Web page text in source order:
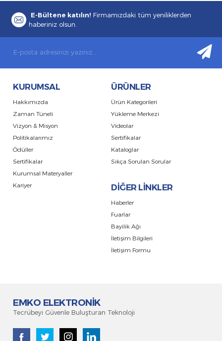
E-Bültene katılın! Firmamızdaki tüm yeniliklerden
haberiniz olsun.
KURUMSAL
Hakkımızda
Zaman Tüneli
Vizyon & Misyon
Politikalarımız
Ödüller
Sertifikalar
Kurumsal Materyaller
Kariyer
ÜRÜNLER
Ürün Kategorileri
Yükleme Merkezi
Videolar
Sertifikalar
Kataloglar
Sıkça Sorulan Sorular
DİĞER LİNKLER
Haberler
Fuarlar
Bayilik Ağı
İletişim Bilgileri
İletişim Formu
EMKO ELEKTRONİK
Tecrübeyi Güvenle Buluşturan Teknoloji